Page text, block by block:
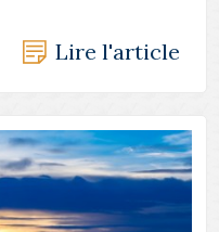
Lire l'article